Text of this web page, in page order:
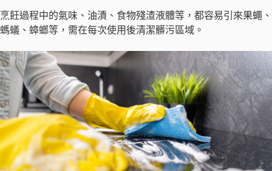
烹飪過程中的氣味、油漬、食物殘渣液體等，都容易引來果蠅、
螞蟻、蟑螂等，需在每次使用後清潔髒污區域。